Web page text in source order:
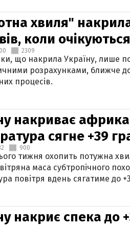
хвиля"
коли
2309
що накрила Україну, лише
розрахунками, ближче
процесів.
накриває
сягне +39
900
тижня охопить потужна
маса субтропічного
повітря вдень сягатиме до
накриє спека до